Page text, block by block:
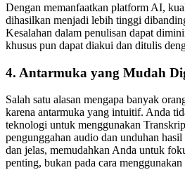
Dengan memanfaatkan platform AI,
dihasilkan menjadi lebih tinggi
Kesalahan dalam penulisan dapat
khusus pun dapat diakui dan ditulis
4. Antarmuka yang Mudah
Salah satu alasan mengapa banyak
karena antarmuka yang intuitif. Anda
teknologi untuk menggunakan
pengunggahan audio dan unduhan
dan jelas, memudahkan Anda untuk
penting, bukan pada cara menggunakan